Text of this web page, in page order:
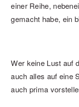
einer Reihe,
gemacht habe, ein
Wer keine Lust auf
auch alles auf eine
auch prima